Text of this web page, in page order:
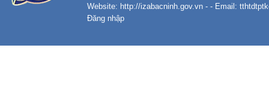
Website: http://izabacninh.gov.vn - - Email:
Đăng nhập